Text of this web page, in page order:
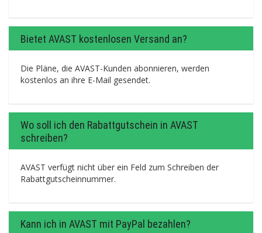
Bietet AVAST kostenlosen Versand an?
Die Pläne, die AVAST-Kunden abonnieren, werden
kostenlos an ihre E-Mail gesendet.
Wo soll ich den Rabattgutschein in AVAST
schreiben?
AVAST verfügt nicht über ein Feld zum Schreiben der
Rabattgutscheinnummer.
Kann ich in AVAST mit PayPal bezahlen?